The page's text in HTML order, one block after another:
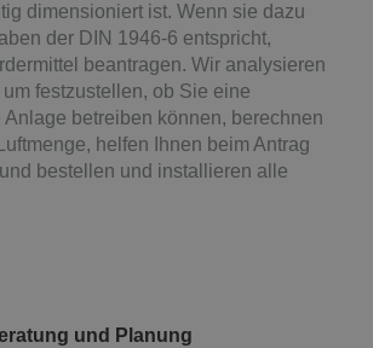
dimensioniert ist. Wenn sie dazu
der DIN 1946-6 entspricht,
beantragen. Wir analysieren
um festzustellen, ob Sie eine
Anlage betreiben können, berechnen
helfen Ihnen beim Antrag
bestellen und installieren alle
und Planung